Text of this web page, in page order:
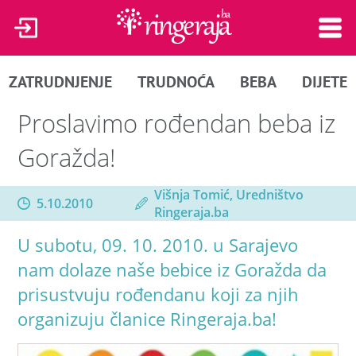
ZATRUDNJENJE TRUDNOĆA BEBA DIJETE
Proslavimo rođendan beba iz
Goražda!
5.10.2010
Višnja Tomić, Uredništvo
Ringeraja.ba
U subotu, 09. 10. 2010. u Sarajevo
nam dolaze naše bebice iz Goražda da
prisustvuju rođendanu koji za njih
organizuju članice Ringeraja.ba!